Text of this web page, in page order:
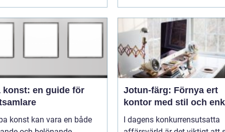
konst: en guide för
konst kan vara en både
Jotun-färg: Förnya ert
kontor med stil och
I dagens konkurrensutsatta